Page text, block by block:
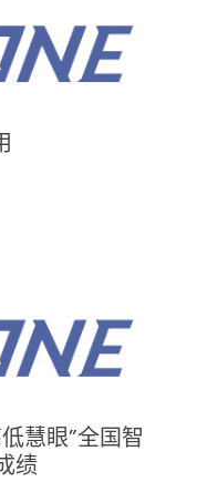
慧眼”全国智
绩